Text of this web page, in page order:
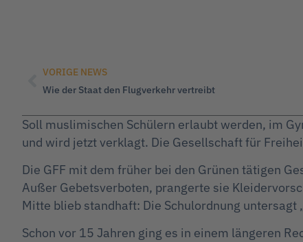
VORIGE NEWS
Wie der Staat den Flugverkehr vertreibt
Soll muslimischen Schülern erlaubt werden, im
und wird jetzt verklagt. Die Gesellschaft für
Die GFF mit dem früher bei den Grünen tätigen
Außer Gebetsverboten, prangerte sie
Mitte blieb standhaft: Die Schulordnung
Schon vor 15 Jahren ging es in einem längeren